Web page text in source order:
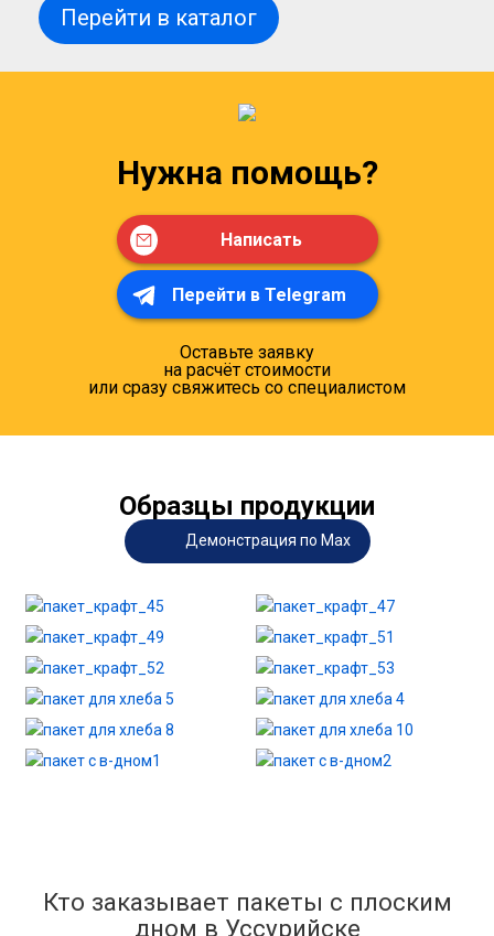
Перейти в каталог
Нужна помощь?
Написать
Перейти в Telegram
Оставьте заявку
на расчёт стоимости
или сразу свяжитесь со специалистом
Образцы продукции
Демонстрация по Max
Кто заказывает пакеты с плоским
дном в Уссурийске